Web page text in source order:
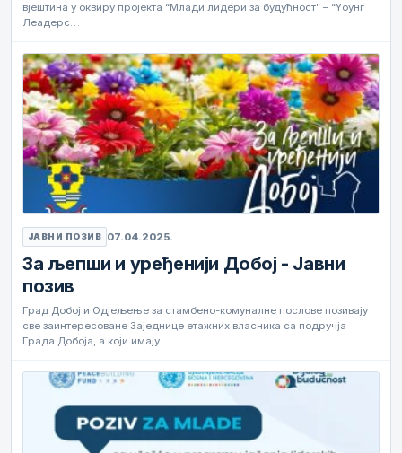
вјештина у оквиру пројекта “Млади лидери за будућност” – “Yоунг
Леадерс…
ЈАВНИ ПОЗИВ 07.04.2025.
За љепши и уређенији Добој - Јавни
позив
Град Добој и Одјељење за стамбено-комуналне послове позивају
све заинтересоване Заједнице етажних власника са подручја
Града Добоја, а који имају…